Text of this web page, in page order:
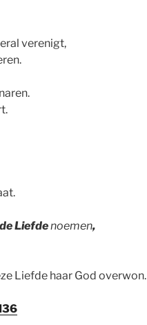
verenigt,
Liefdenoemen,
Liefde haar God overwon.